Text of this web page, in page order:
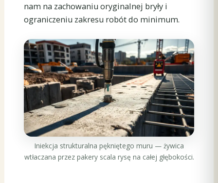
nam na zachowaniu oryginalnej bryły i
ograniczeniu zakresu robót do minimum.
Iniekcja strukturalna pękniętego muru — żywica
wtłaczana przez pakery scala rysę na całej głębokości.